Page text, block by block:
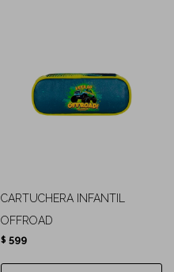
CARTUCHERA INFANTIL
OFFROAD
$ 599